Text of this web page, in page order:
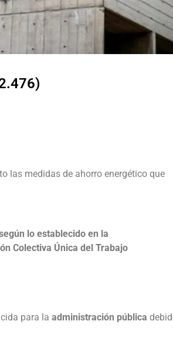
las medidas de ahorro energético que
lo establecido en la
Colectiva Única del Trabajo
para la administración pública